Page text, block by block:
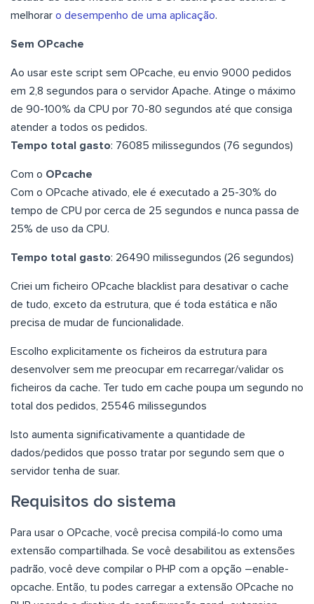
melhorar o desempenho de uma aplicação.
Sem OPcache
Ao usar este script sem OPcache, eu envio 9000 pedidos
em 2,8 segundos para o servidor Apache. Atinge o máximo
de 90-100% da CPU por 70-80 segundos até que consiga
atender a todos os pedidos.
Tempo total gasto: 76085 milissegundos (76 segundos)
Com o OPcache
Com o OPcache ativado, ele é executado a 25-30% do
tempo de CPU por cerca de 25 segundos e nunca passa de
25% de uso da CPU.
Tempo total gasto: 26490 milissegundos (26 segundos)
Criei um ficheiro OPcache blacklist para desativar o cache
de tudo, exceto da estrutura, que é toda estática e não
precisa de mudar de funcionalidade.
Escolho explicitamente os ficheiros da estrutura para
desenvolver sem me preocupar em recarregar/validar os
ficheiros da cache. Ter tudo em cache poupa um segundo no
total dos pedidos, 25546 milissegundos
Isto aumenta significativamente a quantidade de
dados/pedidos que posso tratar por segundo sem que o
servidor tenha de suar.
Requisitos do sistema
Para usar o OPcache, você precisa compilá-lo como uma
extensão compartilhada. Se você desabilitou as extensões
padrão, você deve compilar o PHP com a opção –enable-
opcache. Então, tu podes carregar a extensão OPcache no